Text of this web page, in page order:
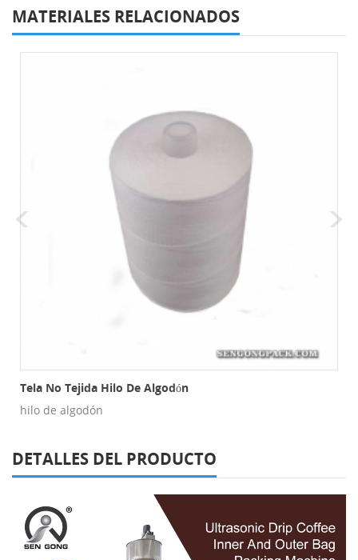
MATERIALES RELACIONADOS
Tela No Tejida Hilo De Algodón
hilo de algodón
DETALLES DEL PRODUCTO